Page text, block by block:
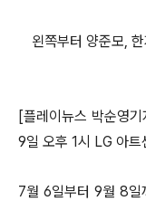
왼쪽부터 양준모,
[플레이뉴스 박순영
9일 오후 1시 LG 아트
7월 6일부터 9월 8일